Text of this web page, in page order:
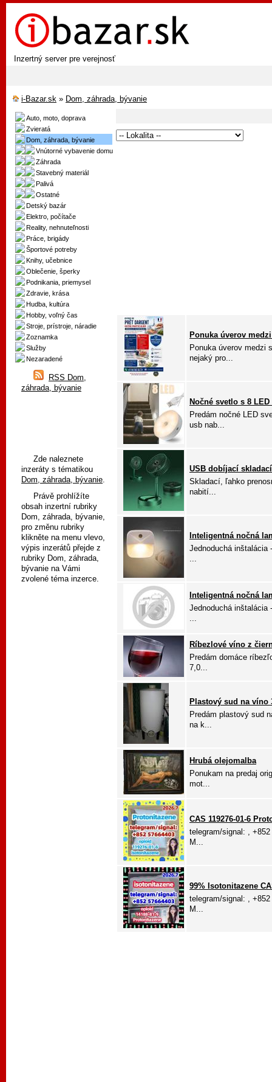
Inzertný server pre verejnosť
i-Bazar.sk » Dom, záhrada, bývanie
Auto, moto, doprava
Zvieratá
Dom, záhrada, bývanie
Vnútorné vybavenie domu
Záhrada
Stavebný materiál
Palivá
Ostatné
Detský bazár
Elektro, počítače
Reality, nehnuteľnosti
Práce, brigády
Športové potreby
Knihy, učebnice
Oblečenie, šperky
Podnikania, priemysel
Zdravie, krása
Hudba, kultúra
Hobby, voľný čas
Stroje, prístroje, náradie
Zoznamka
Služby
Nezaradené
RSS Dom,
záhrada, bývanie
Zde naleznete
inzeráty s tématikou
Dom, záhrada, bývanie.
Právě prohlížíte
obsah inzertní rubriky
Dom, záhrada, bývanie,
pro změnu rubriky
klikněte na menu vlevo,
výpis inzerátů přejde z
rubriky Dom, záhrada,
bývanie na Vámi
zvolené téma inzerce.
Ponuka úverov
Ponuka úverov medzi
nejaký pro...
Nočné svetlo s 8
Predám nočné LED
usb nab...
USB dobíjací
Skladací, ľahko
nabití...
Inteligentná nočná
Jednoduchá inštalácia
...
Inteligentná nočná
Jednoduchá inštalácia
...
Ríbezlové víno z
Predám domáce
7,0...
Plastový sud na víno
Predám plastový sud
na k...
Hrubá olejomalba
Ponukam na predaj
mot...
CAS 119276-01-6
telegram/signal: ,
M...
99% Isotonitazene
telegram/signal: ,
M...